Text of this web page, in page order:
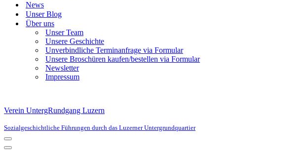
News
Unser Blog
Über uns
Unser Team
Unsere Geschichte
Unverbindliche Terminanfrage via Formular
Unsere Broschüren kaufen/bestellen via Formular
Newsletter
Impressum
Verein UntergRundgang Luzern
Sozialgeschichtliche Führungen durch das Luzerner Untergrundquartier
Navigationsmenü
Navigationsmenü